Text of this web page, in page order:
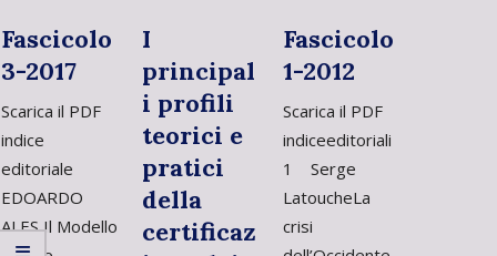
Fascicolo
3-2017
Scarica il PDF
indice
editoriale
EDOARDO
ALES Il Modello
I
principal
i profili
teorici e
pratici
della
certificaz
Fascicolo
1-2012
Scarica il PDF
indiceeditoriali
1 Serge
LatoucheLa
crisi